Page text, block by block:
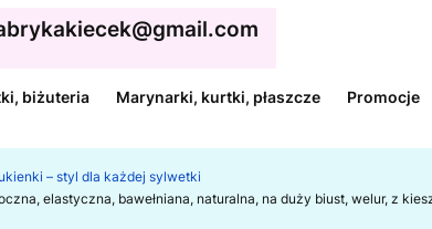
biżuteria Marynarki, kurtki, płaszcze Promocje
– styl dla każdej sylwetki
elastyczna, bawełniana, naturalna, na duży biust, welur, z